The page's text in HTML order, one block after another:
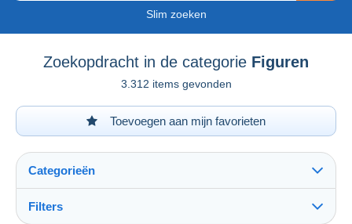
Slim zoeken
Zoekopdracht in de categorie Figuren
3.312 items gevonden
Toevoegen aan mijn favorieten
Categorieën
Filters